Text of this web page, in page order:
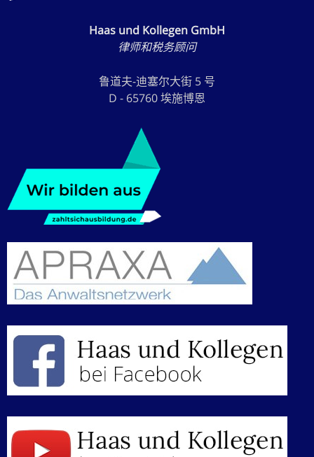
Haas und Kollegen GmbH
律师和税务顾问
鲁道夫-迪塞尔大街 5 号
D - 65760 埃施博恩